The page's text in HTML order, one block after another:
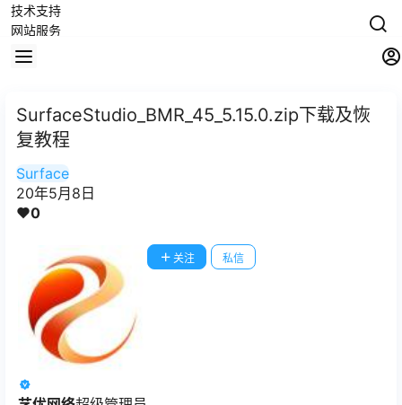
技术支持
网站服务
版权声明
联系我们
留言板
Surface
SurfaceStudio_BMR_45_5.15.0.zip下载及恢
复教程
Surface
20年5月8日
0
关注 私信